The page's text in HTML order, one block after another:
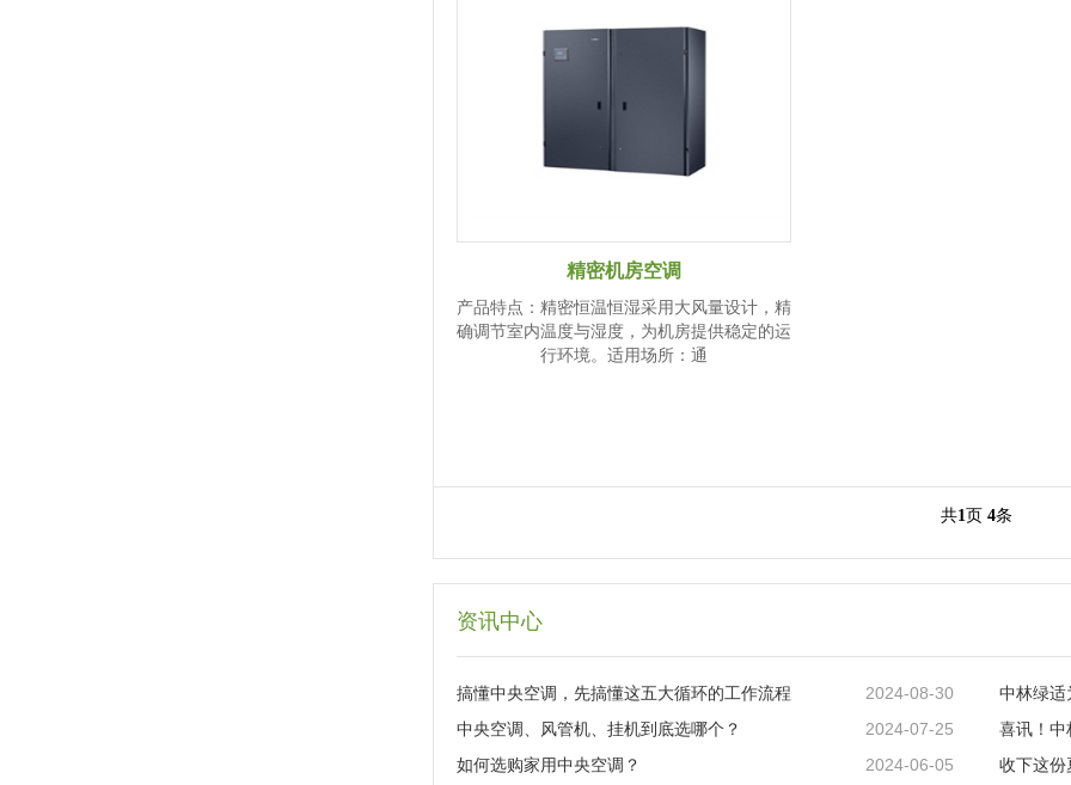
精密机房空调
产品特点：精密恒温恒湿采用大风量设计，精
确调节室内温度与湿度，为机房提供稳定的运
行环境。适用场所：通
共1页 4条
资讯中心
搞懂中央空调，先搞懂这五大循环的工作流程 2024-08-30
中央空调、风管机、挂机到底选哪个？ 2024-07-25
如何选购家用中央空调？ 2024-06-05
收下这份